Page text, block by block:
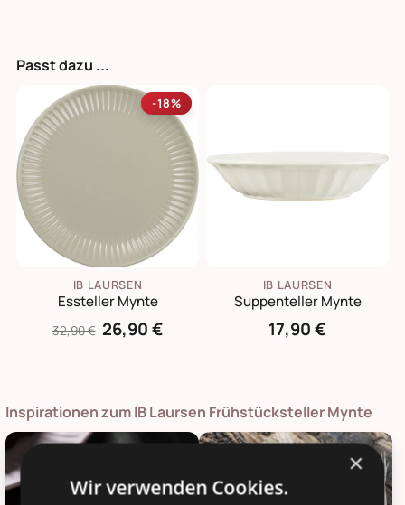
Passt dazu ...
-18%
IB LAURSEN
Essteller Mynte
32,90 € 26,90 €
IB LAURSEN
Suppenteller Mynte
17,90 €
Inspirationen zum IB Laursen Frühstücksteller Mynte
×
Wir verwenden Cookies.